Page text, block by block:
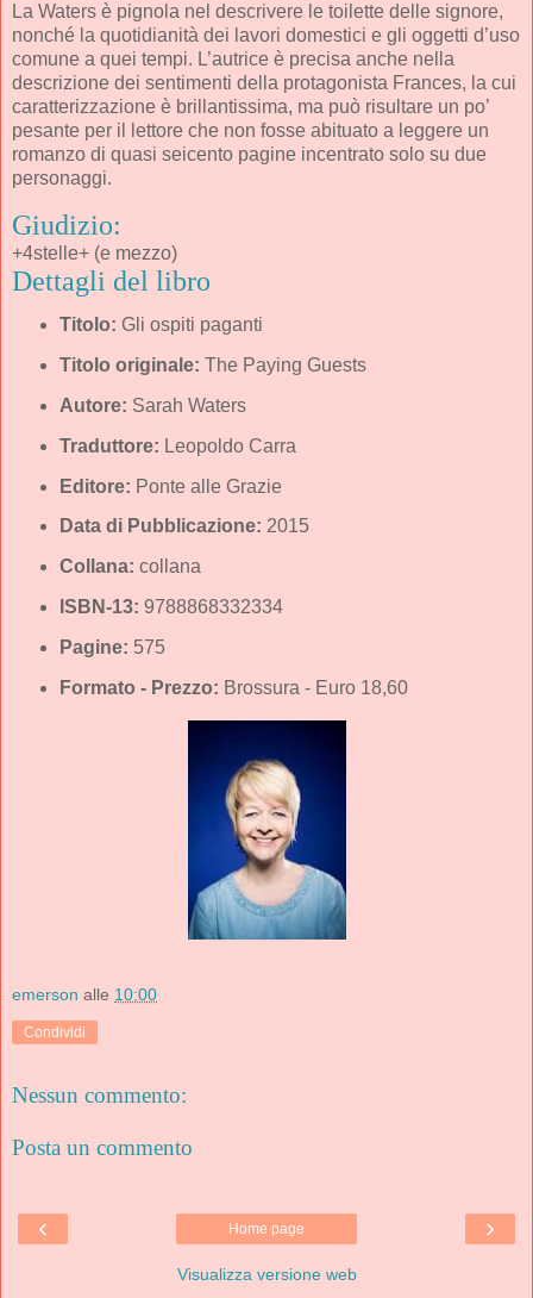
La Waters è pignola nel descrivere le toilette delle signore,
nonché la quotidianità dei lavori domestici e gli oggetti d’uso
comune a quei tempi. L’autrice è precisa anche nella
descrizione dei sentimenti della protagonista Frances, la cui
caratterizzazione è brillantissima, ma può risultare un po’
pesante per il lettore che non fosse abituato a leggere un
romanzo di quasi seicento pagine incentrato solo su due
personaggi.
Giudizio:
+4stelle+ (e mezzo)
Dettagli del libro
Titolo: Gli ospiti paganti
Titolo originale: The Paying Guests
Autore: Sarah Waters
Traduttore: Leopoldo Carra
Editore: Ponte alle Grazie
Data di Pubblicazione: 2015
Collana: collana
ISBN-13: 9788868332334
Pagine: 575
Formato - Prezzo: Brossura - Euro 18,60
emerson alle 10:00
Condividi
Nessun commento:
Posta un commento
‹ ›
Home page
Visualizza versione web